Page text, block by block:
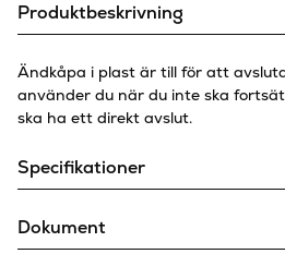
Produktbeskrivning
Ändkåpa i plast är till för att
använder du när du inte ska
ska ha ett direkt avslut.
Specifikationer
Djup (mm)
Dokument